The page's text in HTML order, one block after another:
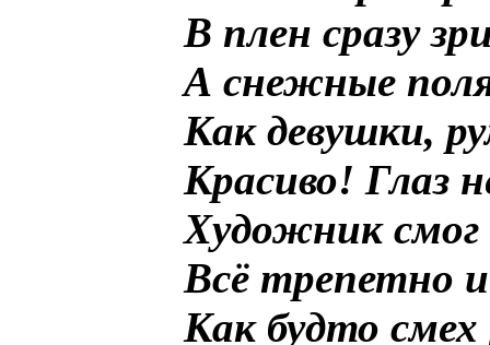
В плен сразу
А снежные
Как девушки,
Красиво! Глаз
Художник смог
Всё трепетно и
Как будто смех